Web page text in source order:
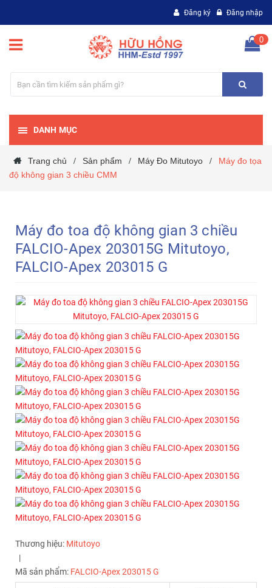
Đăng ký Đăng nhập
0
DANH MỤC
Trang chủ / Sản phẩm / Máy Đo Mitutoyo /
Máy đo tọa
độ không gian 3 chiều CMM
Máy đo toa độ không gian 3 chiều
FALCIO-Apex 203015G Mitutoyo,
FALCIO-Apex 203015 G
Thương hiệu: Mitutoyo
|
Mã sản phẩm: FALCIO-Apex 203015 G